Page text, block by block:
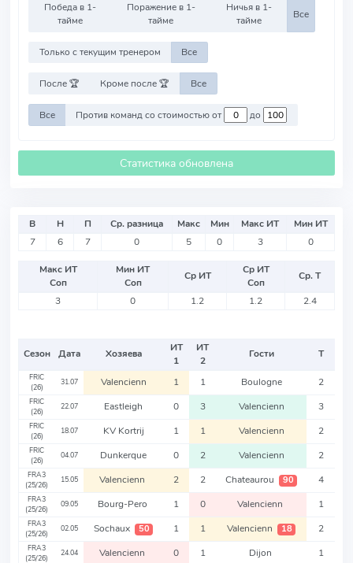
Победа в 1-
тайме
Поражение в 1-
тайме
Ничья в 1-
тайме
Все
Только с текущим тренером Все
После 🏆 Кроме после 🏆 Все
Все Против команд со стоимостью от до
Статистика обновлена
В Н П Ср. разница Макс Мин Макс ИТ
Мин ИТ
7
6 7 0 5 0 3 0
Макс ИТ
Соп
Мин ИТ
Соп
Ср ИТ
Ср ИТ
Соп
Ср. Т
3
0 1.2 1.2 2.4
Сезон Дата Хозяева
ИТ
1
ИТ
2
Гости Т
FRIC
(26)
31.07 Valencienn 1 1 Boulogne 2
FRIC
(26)
22.07 Eastleigh 0 3 Valencienn 3
FRIC
(26)
18.07 KV Kortrij 1 1 Valencienn 2
FRIC
(26)
04.07 Dunkerque 0 2 Valencienn 2
FRA3
(25/26)
15.05 Valencienn 2 2 Chateaurou 90 4
FRA3
(25/26)
09.05 Bourg-Pero 1 0 Valencienn 1
FRA3
(25/26)
02.05 Sochaux 50 1 1 Valencienn 18 2
FRA3
(25/26)
24.04 Valencienn 0 1 Dijon 1